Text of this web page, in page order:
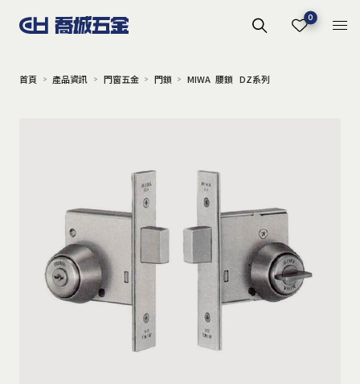
0
首頁 產品資訊 門窗五金 門鎖 MIWA 腰鎖 DZ系列